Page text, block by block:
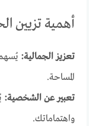
أهمية تزيين
تعزيز الجمالية:
المساحة.
تعبير عن الشخصية:
واهتماماتك.